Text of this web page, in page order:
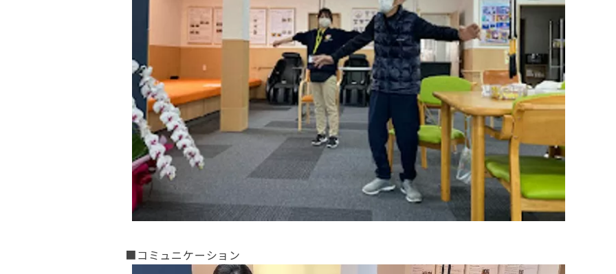
■コミュニケーション